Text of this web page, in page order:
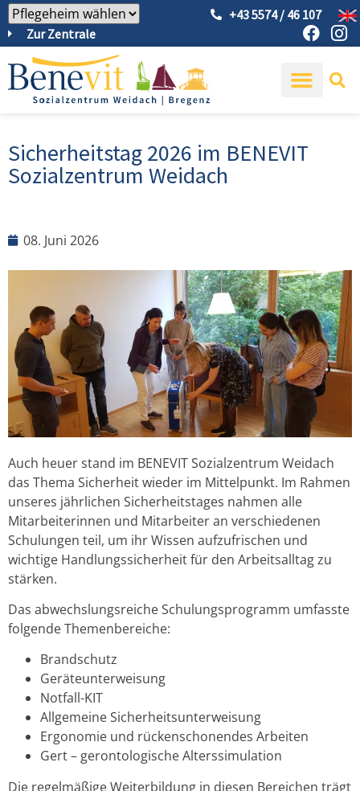
Zur Zentrale
+43 5574 / 46 107
Sicherheitstag 2026 im BENEVIT
Sozialzentrum Weidach
08. Juni 2026
Auch heuer stand im BENEVIT Sozialzentrum Weidach
das Thema Sicherheit wieder im Mittelpunkt. Im Rahmen
unseres jährlichen Sicherheitstages nahmen alle
Mitarbeiterinnen und Mitarbeiter an verschiedenen
Schulungen teil, um ihr Wissen aufzufrischen und
wichtige Handlungssicherheit für den Arbeitsalltag zu
stärken.
Das abwechslungsreiche Schulungsprogramm umfasste
folgende Themenbereiche:
Brandschutz
Geräteunterweisung
Notfall-KIT
Allgemeine Sicherheitsunterweisung
Ergonomie und rückenschonendes Arbeiten
Gert – gerontologische Alterssimulation
Die regelmäßige Weiterbildung in diesen Bereichen trägt